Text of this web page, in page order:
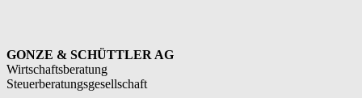
GONZE & SCHÜTTLER AG
Wirtschaftsberatung
Steuerberatungsgesellschaft